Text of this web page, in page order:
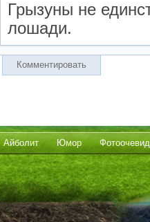
Грызуны не
лошади.
Комментировать
Айболит Юмор